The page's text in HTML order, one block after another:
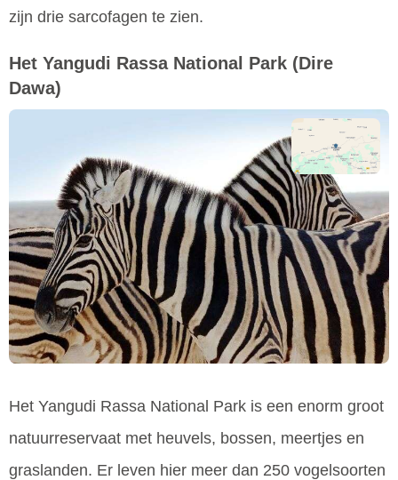
zijn drie sarcofagen te zien.
Het Yangudi Rassa National Park (Dire
Dawa)
Het Yangudi Rassa National Park is een enorm groot
natuurreservaat met heuvels, bossen, meertjes en
graslanden. Er leven hier meer dan 250 vogelsoorten